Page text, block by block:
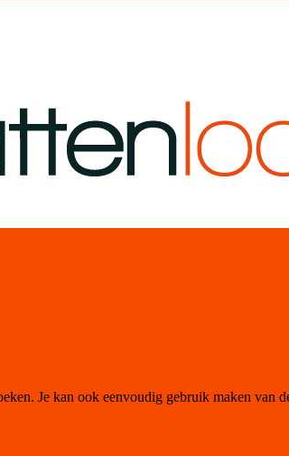
Je kan ook eenvoudig gebruik maken van